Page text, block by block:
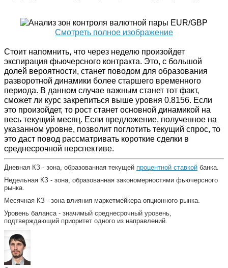
Смотреть полное изображение
Стоит напомнить, что через неделю произойдет
экспирация фьючерсного контракта. Это, с большой
долей вероятности, станет поводом для образования
разворотной динамики более старшего временного
периода. В данном случае важным станет тот факт,
сможет ли курс закрепиться выше уровня 0.8156. Если
это произойдет, то рост станет основной динамикой на
весь текущий месяц. Если предложение, полученное на
указанном уровне, позволит поглотить текущий спрос, то
это даст повод рассматривать короткие сделки в
среднесрочной перспективе.
Дневная КЗ - зона, образованная текущей процентной ставкой банка.
Недельная КЗ - зона, образованная закономерностями фьючерсного
рынка.
Месячная КЗ - зона влияния маркетмейкера опционного рынка.
Уровень баланса - значимый среднесрочный уровень,
подтверждающий приоритет одного из направлений.